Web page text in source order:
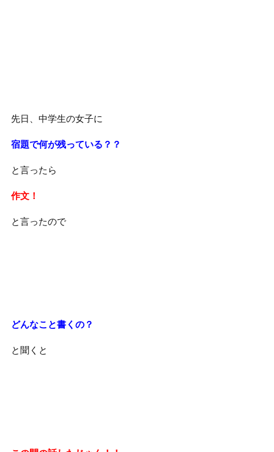
先日、中学生の女子に
宿題で何が残っている？？
と言ったら
作文！
と言ったので
どんなこと書くの？
と聞くと